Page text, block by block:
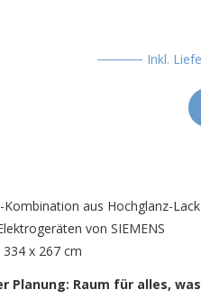
Inkl.
aus Hochglanz-
von SIEMENS
x 267 cm
Planung: Raum für alles,